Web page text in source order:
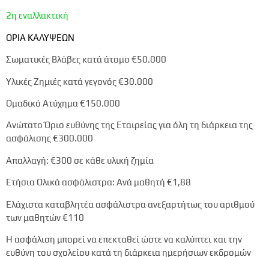
2η εναλλακτική
ΟΡΙΑ ΚΑΛΥΨΕΩΝ
Σωματικές Βλάβες κατά άτομο €50.000
Υλικές Ζημιές κατά γεγονός€30.000
Ομαδικό Ατύχημα €150.000
Ανώτατο Όριο ευθύνης της Εταιρείας για όλη τη διάρκεια της
ασφάλισης€300.000
Απαλλαγή: €300 σε κάθε υλική ζημία
Ετήσια Ολικά ασφάλιστρα: Ανά μαθητή €1,88
Ελάχιστα καταβλητέα ασφάλιστρα ανεξαρτήτως του αριθμού
των μαθητών€110
Η ασφάλιση μπορεί να επεκταθεί ώστε να καλύπτει και την
ευθύνη του σχολείου κατά τη διάρκεια ημερήσιων εκδρομών